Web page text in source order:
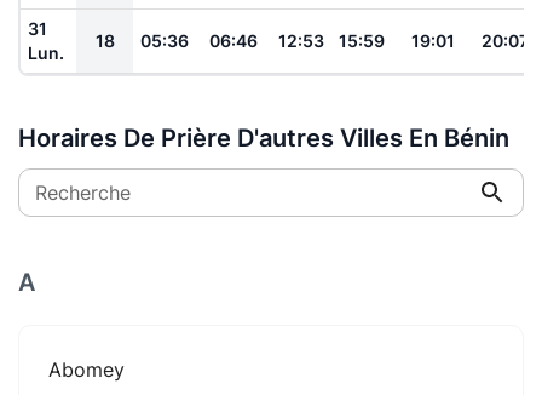
31
Lun.
18 05:36 06:46 12:53 15:59 19:01 20:07
Horaires De Prière D'autres Villes En Bénin
Recherche
A
Abomey